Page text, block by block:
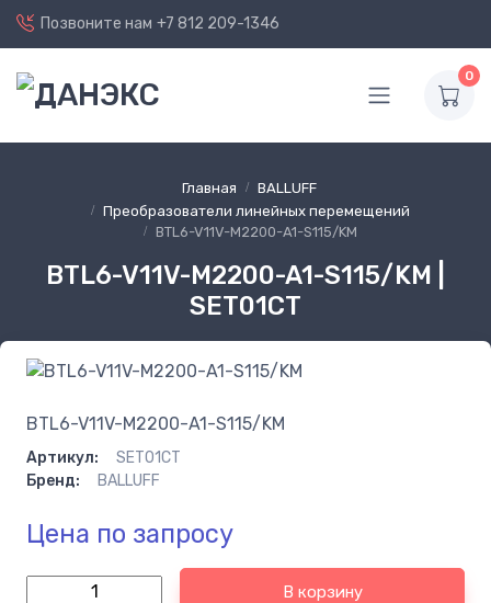
Позвоните нам +7 812 209-1346
0
Главная
BALLUFF
Преобразователи линейных перемещений
BTL6-V11V-M2200-A1-S115/KM
BTL6-V11V-M2200-A1-S115/KM |
SET01CT
BTL6-V11V-M2200-A1-S115/KM
Артикул:
SET01CT
Бренд:
BALLUFF
Цена по запросу
В корзину